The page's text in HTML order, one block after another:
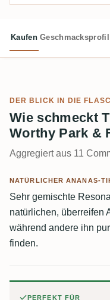
Kaufen Geschmacksprofil
DER BLICK IN DIE
Wie schmeckt
Worthy Park &
Aggregiert aus 11
NATÜRLICHER ANANAS-
Sehr gemischte
natürlichen, überreifen
während andere ihn
finden.
PERFEKT FÜR